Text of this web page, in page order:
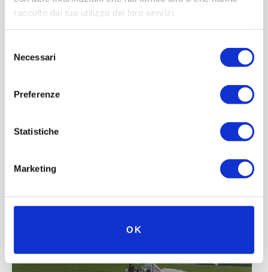
raccolto dal tuo utilizzo dei loro servizi.
delNecessari
Preferenze
Statistiche
Marketing
OK